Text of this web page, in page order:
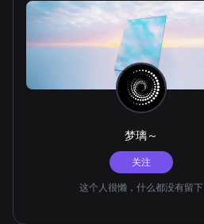
梦璃～
关注
这个人很懒，什么都没有留下